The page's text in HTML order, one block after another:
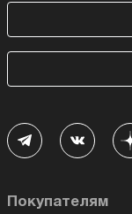
Покупателям